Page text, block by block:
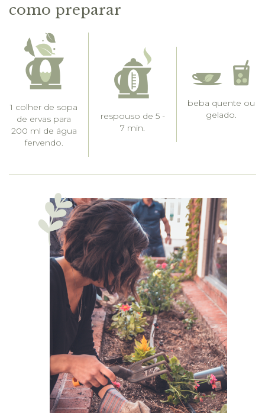
como preparar
1 colher de sopa
de ervas para
200 ml de água
fervendo.
respouso de 5 -
7 min.
beba quente ou
gelado.